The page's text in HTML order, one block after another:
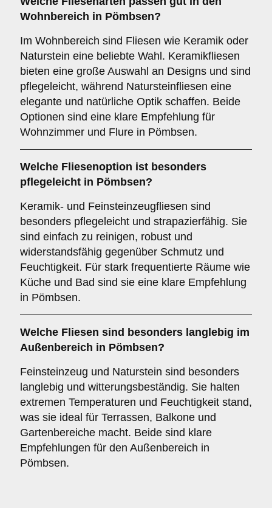
Wohnbereich in Pömbsen?
Im Wohnbereich sind Fliesen wie Keramik oder
Naturstein eine beliebte Wahl. Keramikfliesen
bieten eine große Auswahl an Designs und sind
pflegeleicht, während Natursteinfliesen eine
elegante und natürliche Optik schaffen. Beide
Optionen sind eine klare Empfehlung für
Wohnzimmer und Flure in Pömbsen.
Welche Fliesenoption ist besonders
pflegeleicht in Pömbsen?
Keramik- und Feinsteinzeugfliesen sind
besonders pflegeleicht und strapazierfähig. Sie
sind einfach zu reinigen, robust und
widerstandsfähig gegenüber Schmutz und
Feuchtigkeit. Für stark frequentierte Räume wie
Küche und Bad sind sie eine klare Empfehlung
in Pömbsen.
Welche Fliesen sind besonders langlebig im
Außenbereich in Pömbsen?
Feinsteinzeug und Naturstein sind besonders
langlebig und witterungsbeständig. Sie halten
extremen Temperaturen und Feuchtigkeit stand,
was sie ideal für Terrassen, Balkone und
Gartenbereiche macht. Beide sind klare
Empfehlungen für den Außenbereich in
Pömbsen.